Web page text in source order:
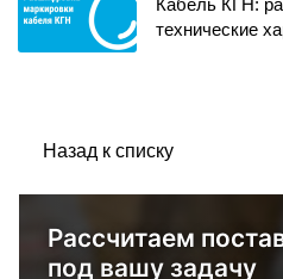
Кабель КГН:
технические
Назад к списку
Рассчитаем
под вашу задачу